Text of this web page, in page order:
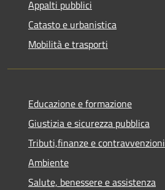
Appalti pubblici
Catasto e urbanistica
Mobilità e trasporti
Educazione e formazione
Giustizia e sicurezza pubblica
Tributi,finanze e contravvenzioni
Ambiente
Salute, benessere e assistenza